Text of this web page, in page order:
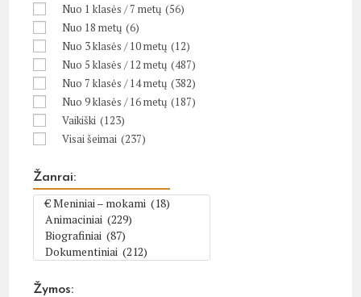
Nuo 1 klasės / 7 metų (56)
Nuo 18 metų (6)
Nuo 3 klasės / 10 metų (12)
Nuo 5 klasės / 12 metų (487)
Nuo 7 klasės / 14 metų (382)
Nuo 9 klasės / 16 metų (187)
Vaikiški (123)
Visai šeimai (237)
Žanrai:
Žymos: